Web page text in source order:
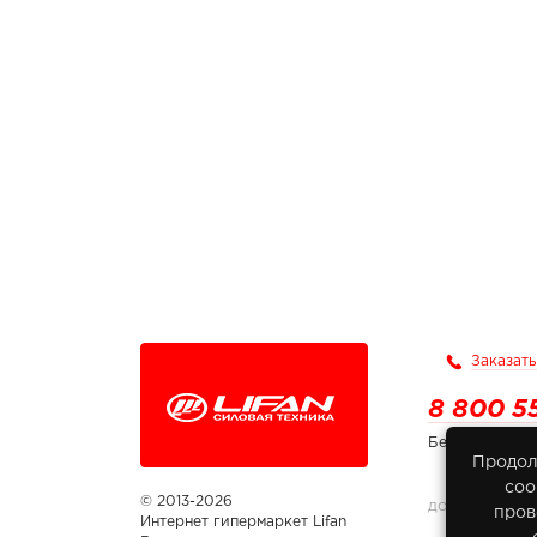
© 2013-2026
Интернет гипермаркет Lifan
8 800
Бесплатно по
ДОКУМЕНТЫ